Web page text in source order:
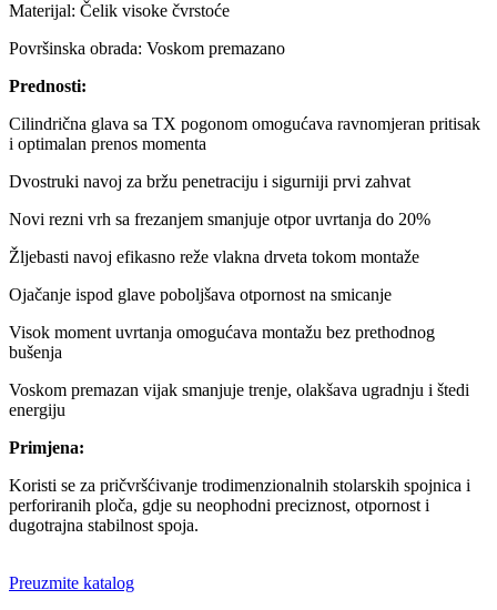
Materijal: Čelik visoke čvrstoće
Površinska obrada: Voskom premazano
Prednosti:
Cilindrična glava sa TX pogonom omogućava ravnomjeran pritisak
i optimalan prenos momenta
Dvostruki navoj za bržu penetraciju i sigurniji prvi zahvat
Novi rezni vrh sa frezanjem smanjuje otpor uvrtanja do 20%
Žljebasti navoj efikasno reže vlakna drveta tokom montaže
Ojačanje ispod glave poboljšava otpornost na smicanje
Visok moment uvrtanja omogućava montažu bez prethodnog
bušenja
Voskom premazan vijak smanjuje trenje, olakšava ugradnju i štedi
energiju
Primjena:
Koristi se za pričvršćivanje trodimenzionalnih stolarskih spojnica i
perforiranih ploča, gdje su neophodni preciznost, otpornost i
dugotrajna stabilnost spoja.
Preuzmite katalog